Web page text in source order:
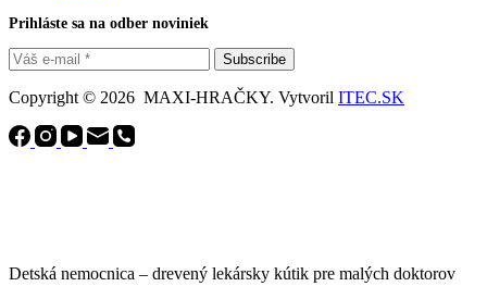
Prihláste sa na odber noviniek
Subscribe
Copyright © 2026 MAXI-HRAČKY. Vytvoril ITEC.SK
Detská nemocnica – drevený lekársky kútik pre malých doktorov